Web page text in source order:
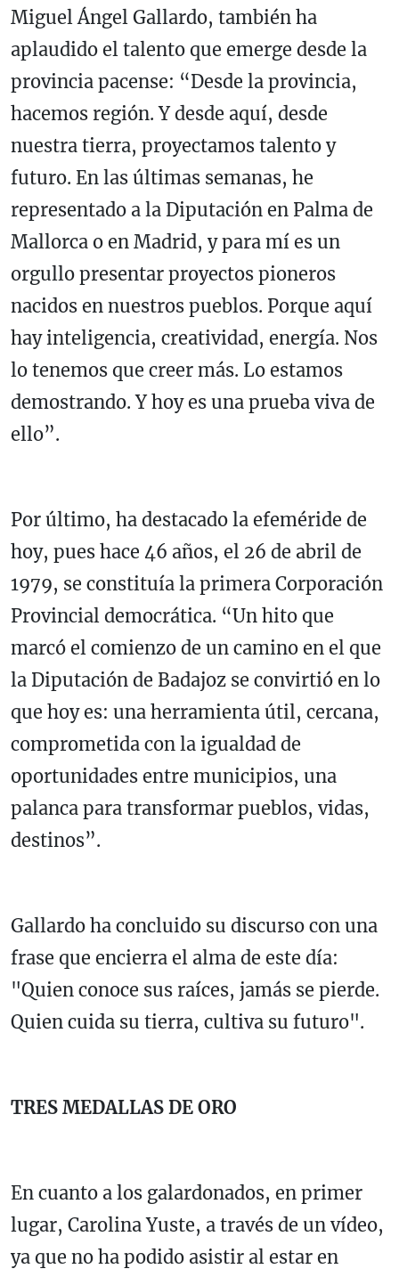
Miguel Ángel Gallardo, también ha
aplaudido el talento que emerge desde la
provincia pacense: “Desde la provincia,
hacemos región. Y desde aquí, desde
nuestra tierra, proyectamos talento y
futuro. En las últimas semanas, he
representado a la Diputación en Palma de
Mallorca o en Madrid, y para mí es un
orgullo presentar proyectos pioneros
nacidos en nuestros pueblos. Porque aquí
hay inteligencia, creatividad, energía. Nos
lo tenemos que creer más. Lo estamos
demostrando. Y hoy es una prueba viva de
ello”.
Por último, ha destacado la efeméride de
hoy, pues hace 46 años, el 26 de abril de
1979, se constituía la primera Corporación
Provincial democrática. “Un hito que
marcó el comienzo de un camino en el que
la Diputación de Badajoz se convirtió en lo
que hoy es: una herramienta útil, cercana,
comprometida con la igualdad de
oportunidades entre municipios, una
palanca para transformar pueblos, vidas,
destinos”.
Gallardo ha concluido su discurso con una
frase que encierra el alma de este día:
"Quien conoce sus raíces, jamás se pierde.
Quien cuida su tierra, cultiva su futuro".
TRES MEDALLAS DE ORO
En cuanto a los galardonados, en primer
lugar, Carolina Yuste, a través de un vídeo,
ya que no ha podido asistir al estar en